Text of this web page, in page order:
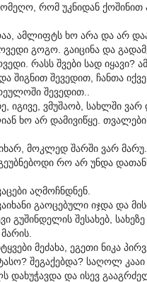
რომ უკნიდან ქოშინით
ამლიფტს ხო არა და არ
გოგო. გაიცინა და
რასს შვები სად იყავი?
შიგნით შევედით, ჩანთა
შევედით..
იგივე, ვმუშაობ, სახლში ვარ
ხო არ დამივიწყე.
მოკლედ შარში ვარ მარუ..
რო არ უნდა
აღმოჩნდნენ.
გაოცებული იჯდა და
გუშინდელის შესახებ, სახეზე
მეძახა, ეგეთი ნიკა
შეგაქებდა? საღოლ
დახუჭავდა და ისევ